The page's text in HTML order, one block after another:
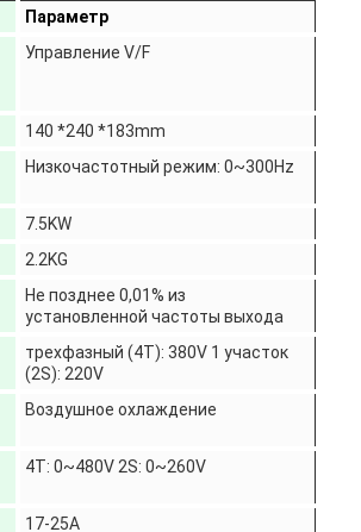
Параметр
Управление V/F
140 *240 *183mm
Низкочастотный режим: 0~300Hz
7.5KW
2.2KG
Не позднее 0,01% из
установленной частоты выхода
трехфазный (4T): 380V 1 участок
(2S): 220V
Воздушное охлаждение
4T: 0~480V 2S: 0~260V
17-25A